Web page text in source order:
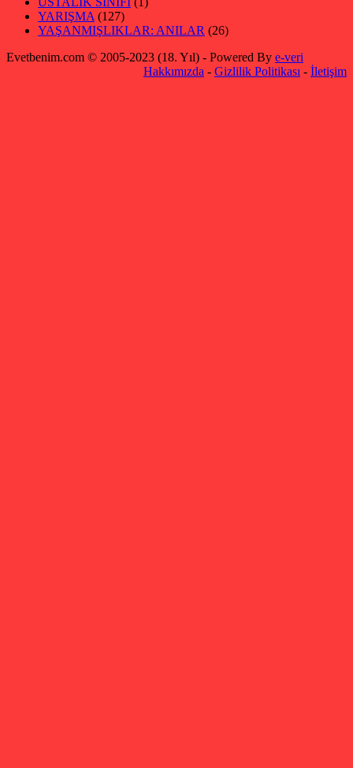
YARIŞMA (127)
YAŞANMIŞLIKLAR: ANILAR (26)
Evetbenim.com © 2005-2023 (18. Yıl) - Powered By e-veri
Hakkımızda - Gizlilik Politikası - İletişim